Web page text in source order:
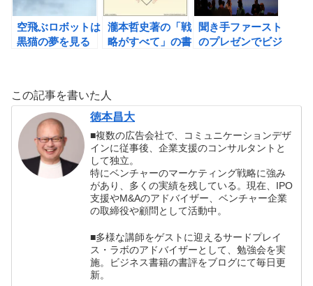
空飛ぶロボットは
黒猫の夢を見る
の書評
瀧本哲史著の「戦
略がすべて」の書
聞き手ファースト
のプレゼンでビジ
この記事を書いた人
徳本昌大
■複数の広告会社で、コミュニケーションデザ
インに従事後、企業支援のコンサルタントと
して独立。
特にベンチャーのマーケティング戦略に強み
があり、多くの実績を残している。現在、IPO
支援やM&Aのアドバイザー、ベンチャー企業
の取締役や顧問として活動中。
■多様な講師をゲストに迎えるサードプレイ
ス・ラボのアドバイザーとして、勉強会を実
施。ビジネス書籍の書評をブログにて毎日更
新。